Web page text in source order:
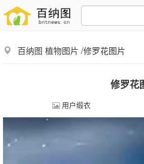
百纳图 植物图片 /修罗花图片
修罗花
用户缎衣